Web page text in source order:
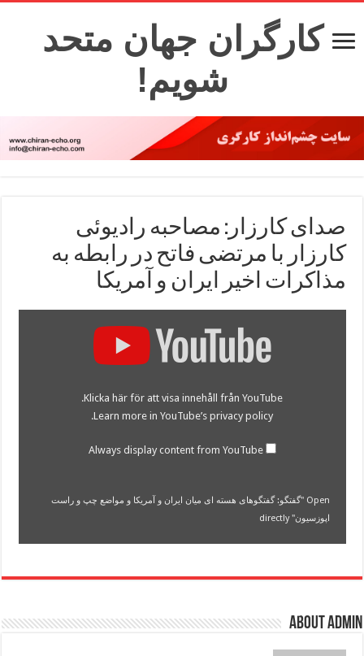
کارگران جهان متحد
شویم!
صدای کارزار: مصاحبه رادیوئی
کارزار با مرتضی فاتح در رابطه به
مذاکرات اخیر ایران و آمریکا
from
Klicka här för att visa innehåll från YouTube.
Learn more inYouTube’s privacy policy
.
Always display content from YouTube
Open "گفتگو: گفتگوهای هسته ای میان ایران و آمریکا و مواضع چپ و راست
اپوزسیون" directly
About admin